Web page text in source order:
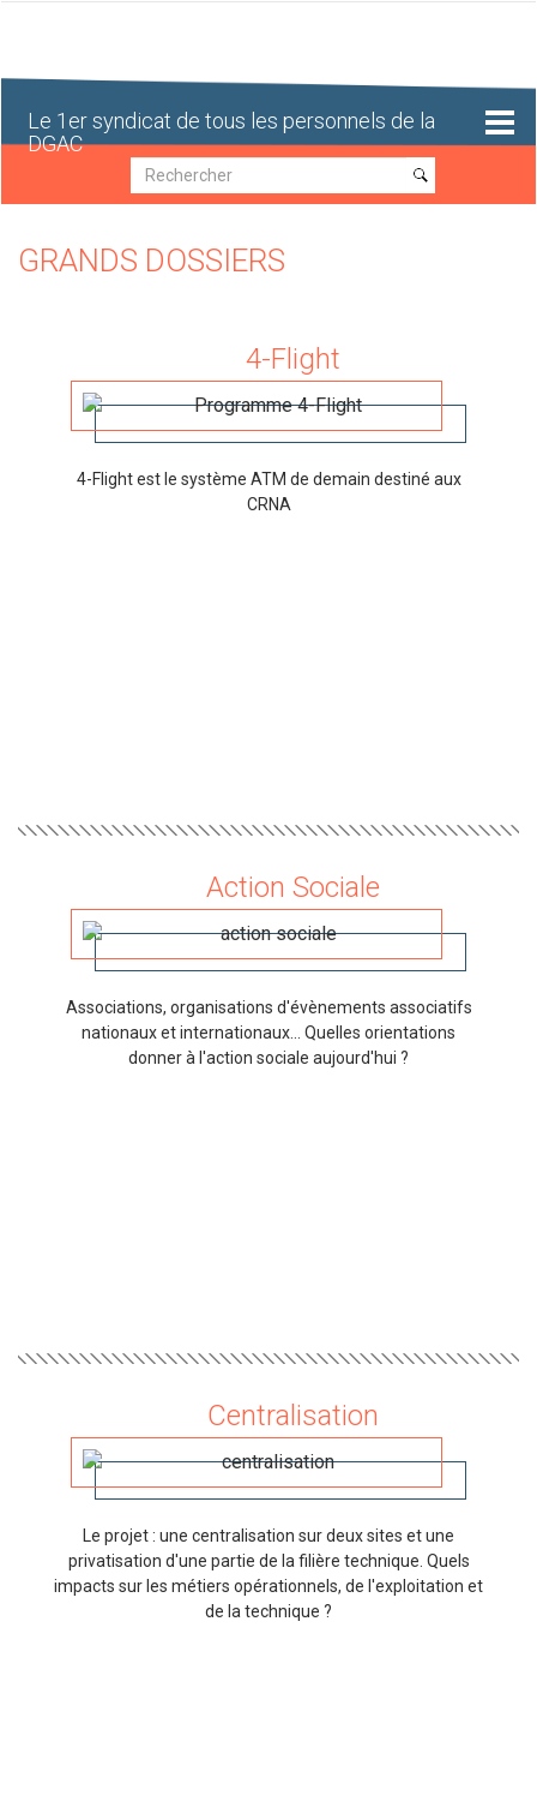
Le 1er syndicat de tous les personnels de la
DGAC
Recherche
Recherche
GRANDS DOSSIERS
4-Flight
4-Flight est le système ATM de demain destiné aux
CRNA
Action Sociale
Associations, organisations d'évènements associatifs
nationaux et internationaux... Quelles orientations
donner à l'action sociale aujourd'hui ?
Centralisation
Le projet : une centralisation sur deux sites et une
privatisation d'une partie de la filière technique. Quels
impacts sur les métiers opérationnels, de l'exploitation et
de la technique ?